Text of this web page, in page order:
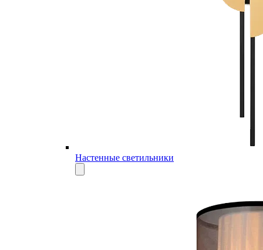
Настенные светильники